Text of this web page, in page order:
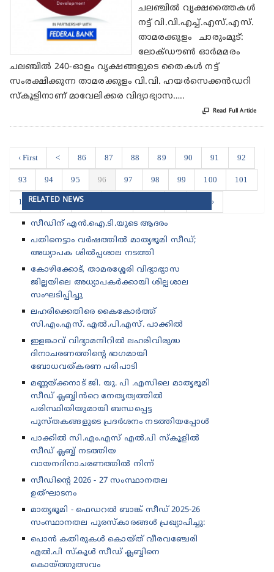
ചലഞ്ചിൽ വൃക്ഷത്തൈകൾ
നട്ട് വി.വി.എച്ച്.എസ്.എസ്.
താമരക്കുളം ചാരുംമൂട്:
ലോക്ഡൗൺ ഓർമമരം
ചലഞ്ചിൽ 240-ഓളം വൃക്ഷങ്ങളുടെ തൈകൾ നട്ട്
സംരക്ഷിക്കുന്ന താമരക്കുളം വി.വി. ഹയർസെക്കൻഡറി
സ്കൂളിനാണ് മാവേലിക്കര വിദ്യാഭ്യാസ…..
 Read Full Article
‹ First < 86 87 88 89 90 91 92
93 94 95 96 97 98 99 100 101
102 103 104 Last ›
RELATED NEWS
സീഡിന് എൻ.ഐ.ടി.യുടെ ആദരം
പതിനെട്ടാം വർഷത്തിൽ മാതൃഭൂമി സീഡ്;
അധ്യാപക ശിൽപ്പശാല നടത്തി
കോഴിക്കോട്, താമരശ്ശേരി വിദ്യാഭ്യാസ
ജില്ലയിലെ അധ്യാപകർക്കായി ശില്പശാല
സംഘടിപ്പിച്ചു
ലഹരിക്കെതിരെ കൈകോർത്ത്
സി.എം.എസ്. എൽ.പി.എസ്. പാക്കിൽ
ഇളങ്കാവ് വിദ്യാമന്ദിറിൽ ലഹരിവിരുദ്ധ
ദിനാചരണത്തിന്റെ ഭാഗമായി
ബോധവത്കരണ പരിപാടി
മണ്ണയ്ക്കനാട് ജി. യു. പി .എസിലെ മാതൃഭൂമി
സീഡ് ക്ലബ്ബിൻറെ നേതൃത്വത്തിൽ
പരിസ്ഥിതിയുമായി ബന്ധപ്പെട്ട
പുസ്തകങ്ങളുടെ പ്രദർശനം നടത്തിയപ്പോൾ
പാക്കിൽ സി.എം.എസ് എൽ.പി സ്കൂളിൽ
സീഡ് ക്ലബ്ബ് നടത്തിയ
വായനദിനാചരണത്തിൽ നിന്ന്
സീഡിന്റെ 2026 - 27 സംസ്ഥാനതല
ഉത്‌ഘാടനം
മാതൃഭൂമി - ഫെഡറൽ ബാങ്ക് സീഡ് 2025-26
സംസ്ഥാനതല പുരസ്കാരങ്ങൾ പ്രഖ്യാപിച്ചു:
പൊൻ കതിരുകൾ കൊയ്ത് വീരവഞ്ചേരി
എൽ.പി സ്കൂൾ സീഡ് ക്ലബ്ബിനെ
കൊയ്ത്തുത്സവം